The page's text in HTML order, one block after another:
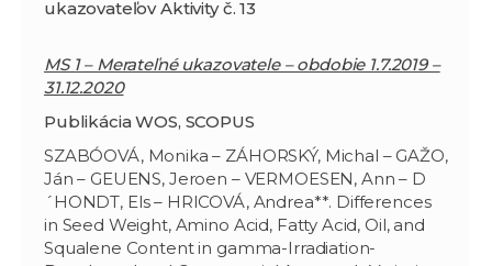
ukazovateľov Aktivity č. 13
MS 1 – Merateľné ukazovatele – obdobie 1.7.2019 –
31.12.2020
Publikácia WOS, SCOPUS
SZABÓOVÁ, Monika – ZÁHORSKÝ, Michal – GAŽO,
Ján – GEUENS, Jeroen – VERMOESEN, Ann – D
´HONDT, Els – HRICOVÁ, Andrea**. Differences
in Seed Weight, Amino Acid, Fatty Acid, Oil, and
Squalene Content in gamma-Irradiation-